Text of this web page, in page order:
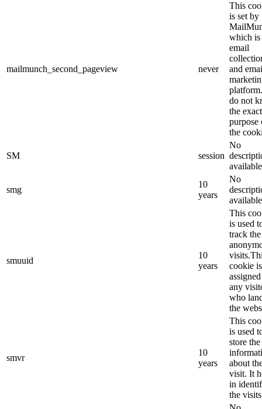
mailmunch_second_pageview never
This
is set by
which is
email
and
do not
the exact
purpose
the
SM session
No
smg
10
years
No
smuuid
10
years
This
is used
track the
cookie is
any
who
the
smvr
10
years
This
is used
store the
about
visit. It
in
the